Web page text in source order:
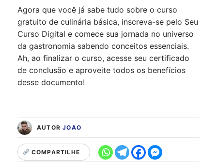
Agora que você já sabe tudo sobre o curso
gratuito de culinária básica, inscreva-se pelo Seu
Curso Digital e comece sua jornada no universo
da gastronomia sabendo conceitos essenciais.
Ah, ao finalizar o curso, acesse seu certificado
de conclusão e aproveite todos os benefícios
desse documento!
AUTORJOAO
COMPARTILHE